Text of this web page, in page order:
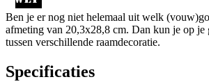
Ben je er nog niet helemaal uit welk
afmeting van 20,3x28,8 cm. Dan kun je op je
tussen verschillende raamdecoratie.
Specificaties